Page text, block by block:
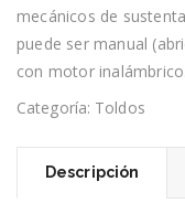
mecánicos de
puede ser manual
con motor inalámbrico.
Categoría: Toldos
Descripción